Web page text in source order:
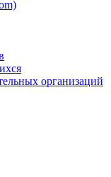
организаций